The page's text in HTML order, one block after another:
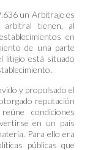
un Arbitraje es
tienen, al
en
de una parte
litigio está situado
y propulsado el
reputación
condiciones
en un país
Para ello era
públicas que